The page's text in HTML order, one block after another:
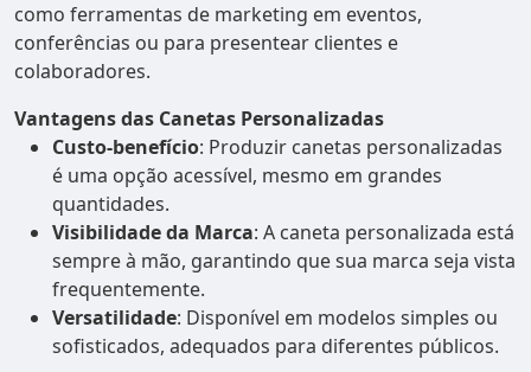
como ferramentas de marketing em eventos,
conferências ou para presentear clientes e
colaboradores.
Vantagens das Canetas Personalizadas
Custo-benefício: Produzir canetas personalizadas
é uma opção acessível, mesmo em grandes
quantidades.
Visibilidade da Marca: A caneta personalizada está
sempre à mão, garantindo que sua marca seja vista
frequentemente.
Versatilidade: Disponível em modelos simples ou
sofisticados, adequados para diferentes públicos.